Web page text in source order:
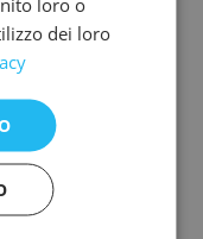
Jesolo,
con
dei loro